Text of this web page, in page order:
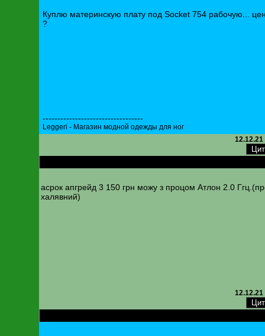
Куплю материнскую плату под Socket 754 рабочую...
?
----------------------------------
Leggeri - Магазин модной одежды для ног
асрок апгрейд 3 150 грн можу з процом Атлон 2.0
халявний)